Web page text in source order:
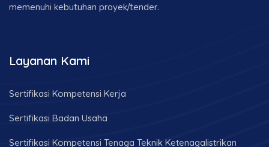
memenuhi kebutuhan proyek/tender.
Layanan Kami
Sertifikasi Kompetensi Kerja
Sertifikasi Badan Usaha
Sertifikasi Kompetensi Tenaga Teknik Ketenagalistrikan